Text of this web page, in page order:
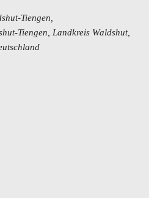
Tiengen,
Tiengen, Landkreis Waldshut,